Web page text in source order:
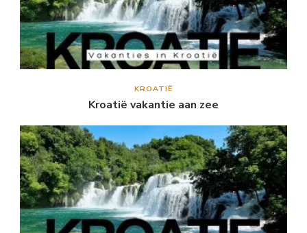
KROATIË
Kroatië vakantie aan zee